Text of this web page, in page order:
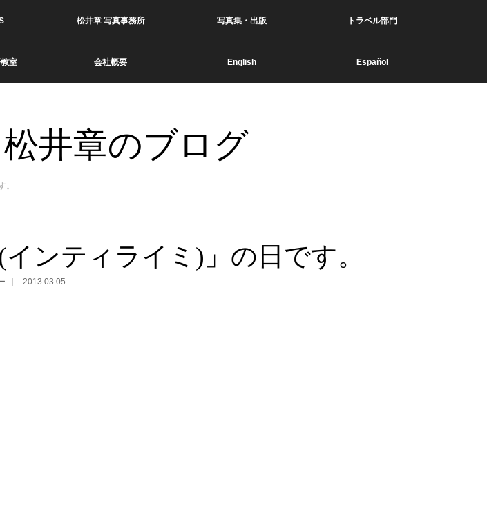
松井章 写真事務所 写真集・出版 トラベル部門
室 会社概要 English Español
井章のブログ
。
ンティライミ)」の日です。
2013.03.05